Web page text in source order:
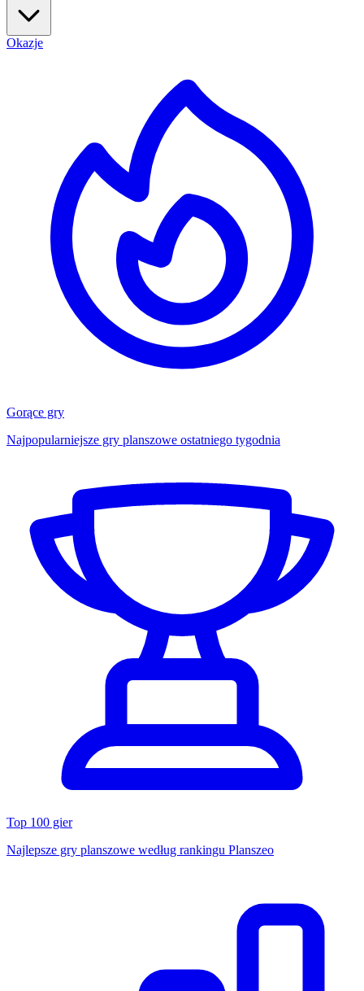
Okazje
Gorące gry
Najpopularniejsze gry planszowe ostatniego tygodnia
Top 100 gier
Najlepsze gry planszowe według rankingu Planszeo